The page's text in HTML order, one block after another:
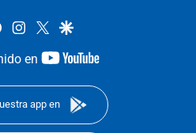
facebookinstagram
twittergoogle
en
youtube-
app en